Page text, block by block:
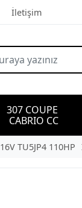
İletişim
307 COUPE
CABRIO CC
TU5JP4 110HP